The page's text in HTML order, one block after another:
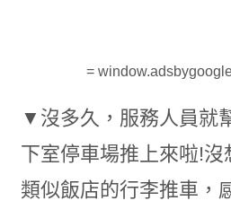
=
▼沒多久，服務人員就
下室停車場推上來啦!
類似飯店的行李推車，